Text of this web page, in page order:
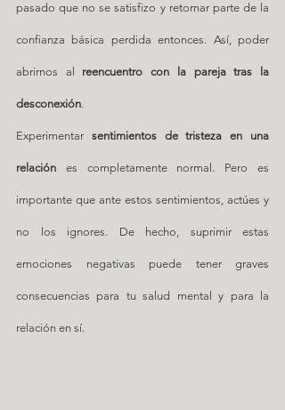
pasado que no se satisfizo y retomar parte de la
confianza básica perdida entonces. Así, poder
abrirnos al reencuentro con la pareja tras la
desconexión.
Experimentar sentimientos de tristeza en una
relación es completamente normal. Pero es
importante que ante estos sentimientos, actúes y
no los ignores. De hecho, suprimir estas
emociones negativas puede tener graves
consecuencias para tu salud mental y para la
relación en sí.